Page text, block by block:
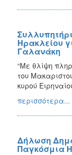
Ηρακλείου
Γαλανάκη
“Με θλίψη
του
κυρού
περισσότερα...
Δήλωση
Παγκόσμια